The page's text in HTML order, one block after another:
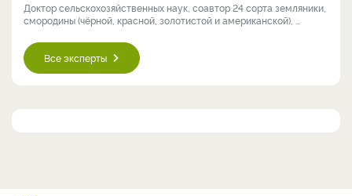
Доктор сельскохозяйственных наук, соавтор 24 сорта земляники,
смородины (чёрной, красной, золотистой и американской), ...
Все эксперты